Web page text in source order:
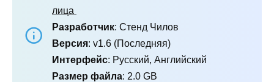
лица
Разработчик: Стенд Чилов
Версия: v1.6 (Последняя)
Интерфейс: Русский, Английский
Размер файла: 2.0 GB